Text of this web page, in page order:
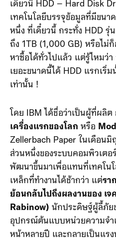
เดี๋ยวนี้ HDD – Hard Disk
เทคโนโลยีบรรจุข้อมูลที่มีขนา
หนึ่ง ที่เดี๋ยวนี้ กระทั่ง HDD รุ่
ถึง 1TB (1,000 GB) หรือไม่
หาซื้อได้ทั่วไปแล้ว แต่รู้ไหมว่า
เท่านั้น !
โดย IBM ได้ชื่อว่าเป็นผู้ที่ผลิต
เครื่องแรกของโลกหรือ
Zellerbach Paper ในเดือนมิ
ส่วนหนึ่งของระบบคอมพิวเต
พัฒนาขึ้นมาเพื่อแทนที่เทคโนโ
เหล็กที่ทำงานได้ช้ากว่า แต่รา
ย้อนกลับไปถึงผลงานของ เ
Rabinow) นักประดิษฐ์ผู้ลี้ภัย